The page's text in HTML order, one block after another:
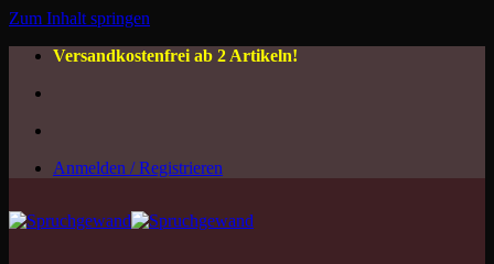
Zum Inhalt springen
Versandkostenfrei ab 2 Artikeln!
Anmelden / Registrieren